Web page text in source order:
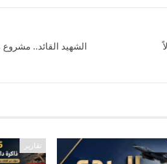
الشهيد القائد..
تقارير